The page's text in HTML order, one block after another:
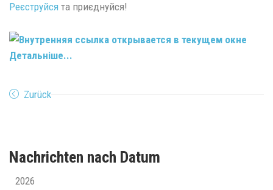
Реєструйся та приєднуйся!
Детальніше...
Zurück
Nachrichten nach Datum
2026